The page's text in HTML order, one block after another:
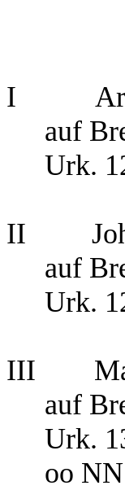
I
auf
Urk.
II
auf
Urk.
III
auf
Urk.
oo